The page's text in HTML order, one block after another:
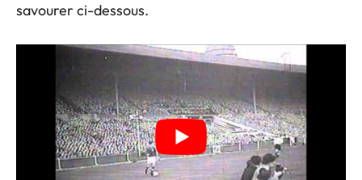
savourer ci-dessous.